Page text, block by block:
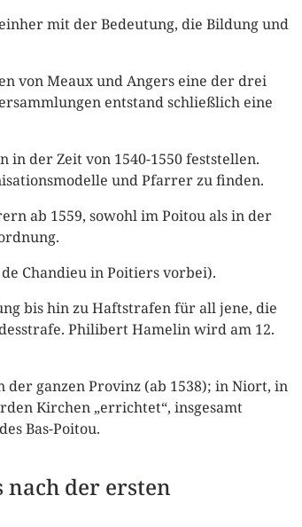
mit der Bedeutung, die Bildung und
von Meaux und Angers eine der drei
entstand schließlich eine
in der Zeit von 1540-1550 feststellen.
und Pfarrer zu finden.
ab 1559, sowohl im Poitou als in der
Chandieu in Poitiers vorbei).
bis hin zu Haftstrafen für all jene, die
Philibert Hamelin wird am 12.
ganzen Provinz (ab 1538); in Niort, in
Kirchen „errichtet“, insgesamt
Bas-Poitou.
nach der ersten